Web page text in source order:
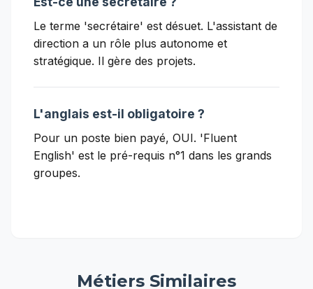
Le terme 'secrétaire' est désuet. L'assistant de
direction a un rôle plus autonome et
stratégique. Il gère des projets.
L'anglais est-il obligatoire ?
Pour un poste bien payé, OUI. 'Fluent
English' est le pré-requis n°1 dans les grands
groupes.
Métiers Similaires